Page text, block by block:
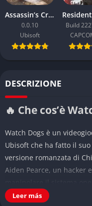
Assassin’s Creed Black Flag Resynced
0.0.10
Ubisoft
Build
DESCRIZIONE
🔥 Che cos’è
Watch Dogs è un
Ubisoft che ha fatto il
versione romanzata di
Aiden Pearce, un hacker
chiamato ctOS. Questa
Leer más